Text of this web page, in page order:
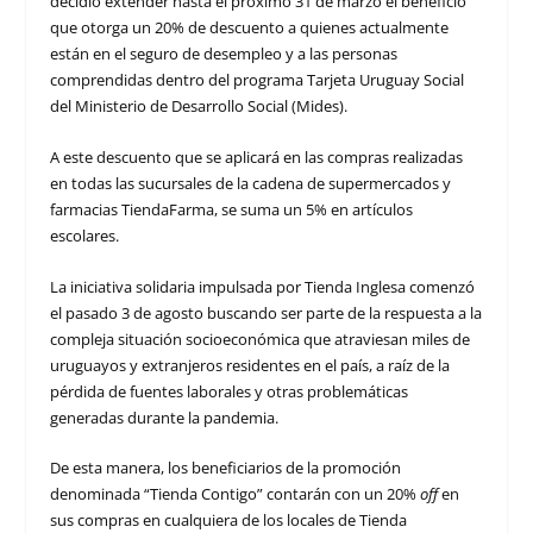
que otorga un 20% de descuento a quienes actualmente
están en el seguro de desempleo y a las personas
comprendidas dentro del programa Tarjeta Uruguay Social
del Ministerio de Desarrollo Social (Mides).
A este descuento que se aplicará en las compras realizadas
en todas las sucursales de la cadena de supermercados y
farmacias TiendaFarma, se suma un 5% en artículos
escolares.
La iniciativa solidaria impulsada por Tienda Inglesa comenzó
el pasado 3 de agosto buscando ser parte de la respuesta a la
compleja situación socioeconómica que atraviesan miles de
uruguayos y extranjeros residentes en el país, a raíz de la
pérdida de fuentes laborales y otras problemáticas
generadas durante la pandemia.
De esta manera, los beneficiarios de la promoción
denominada “Tienda Contigo” contarán con un 20%offen
sus compras en cualquiera de los locales de Tienda